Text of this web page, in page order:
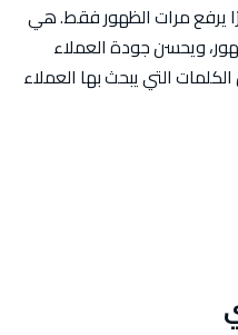
يرفع مرات الظهور فقط. هي
ويحسن جودة العملاء
التي يبحث بها العملاء